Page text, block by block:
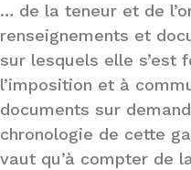
… de la teneur et de
renseignements et
sur lesquels elle s’est
l’imposition et à
documents sur
chronologie de cette
vaut qu’à compter de